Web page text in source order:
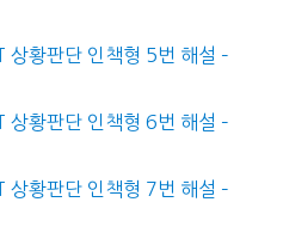
황판단 인책형 5번 해설 –
황판단 인책형 6번 해설 –
황판단 인책형 7번 해설 –